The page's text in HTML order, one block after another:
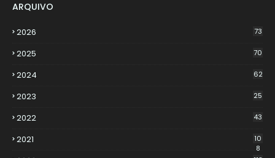
ARQUIVO
2026 73
2025 70
2024 62
2023 25
2022 43
2021
10
8